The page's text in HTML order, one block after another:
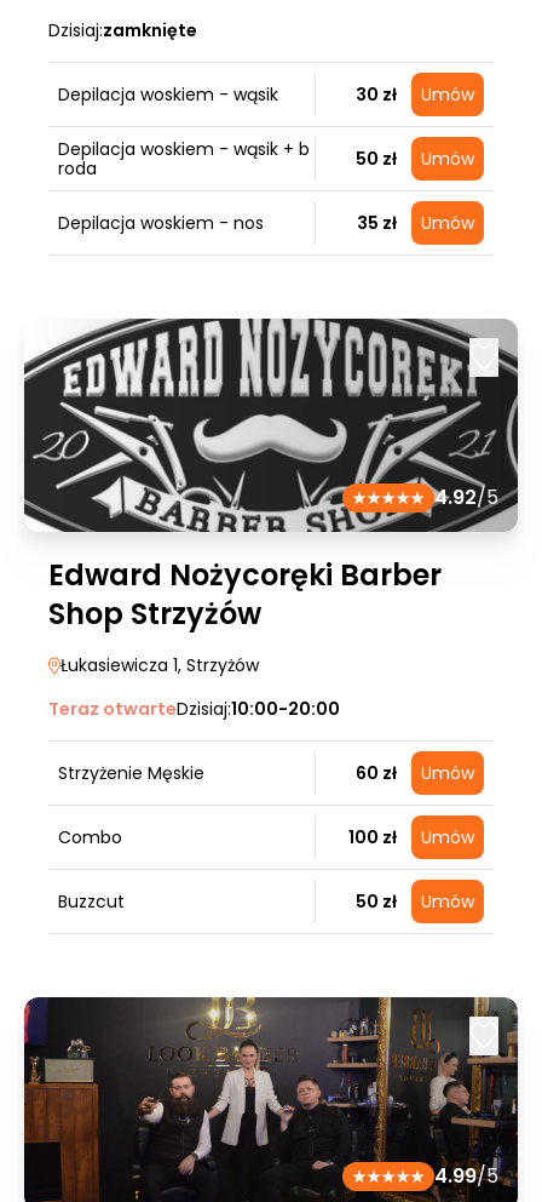
Dzisiaj:zamknięte
Depilacja woskiem - wąsik 30 zł Umów
Depilacja woskiem - wąsik + b
roda
50 zł Umów
Depilacja woskiem - nos 35 zł Umów
4.92/5
Edward Nożycoręki Barber
Shop Strzyżów
Łukasiewicza 1, Strzyżów
Teraz otwarteDzisiaj:10:00-20:00
Strzyżenie Męskie 60 zł Umów
Combo 100 zł Umów
Buzzcut 50 zł Umów
4.99/5